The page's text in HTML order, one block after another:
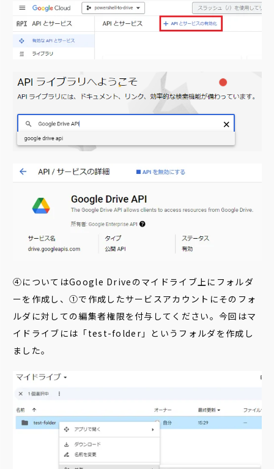
④についてはGoogle Driveのマイドライブ上にフォルダ
ーを作成し、①で作成したサービスアカウントにそのフォ
ルダに対しての編集者権限を付与してください。今回はマ
イドライブには「test-folder」というフォルダを作成し
ました。